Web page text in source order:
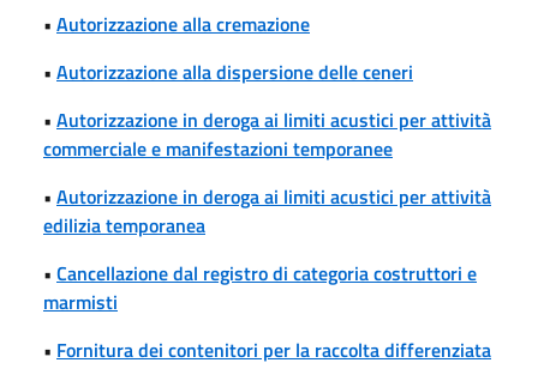
• Autorizzazione alla cremazione
• Autorizzazione alla dispersione delle ceneri
• Autorizzazione in deroga ai limiti acustici per attività
commerciale e manifestazioni temporanee
• Autorizzazione in deroga ai limiti acustici per attività
edilizia temporanea
• Cancellazione dal registro di categoria costruttori e
marmisti
• Fornitura dei contenitori per la raccolta differenziata